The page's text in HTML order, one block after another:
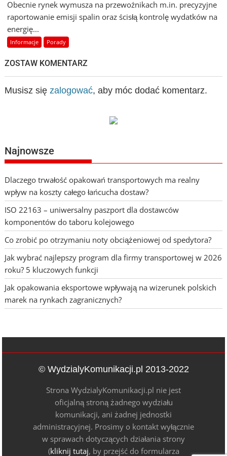
Obecnie rynek wymusza na przewoźnikach m.in. precyzyjne
raportowanie emisji spalin oraz ścisłą kontrolę wydatków na
energię...
Informacje Porady
ZOSTAW KOMENTARZ
Musisz się zalogować, aby móc dodać komentarz.
Najnowsze
Dlaczego trwałość opakowań transportowych ma realny
wpływ na koszty całego łańcucha dostaw?
ISO 22163 – uniwersalny paszport dla dostawców
komponentów do taboru kolejowego
Co zrobić po otrzymaniu noty obciążeniowej od spedytora?
Jak wybrać najlepszy program dla firmy transportowej w 2026
roku? 5 kluczowych funkcji
Jak opakowania eksportowe wpływają na wizerunek polskich
marek na rynkach zagranicznych?
© WydzialyKomunikacji.pl 2013-2022
Strona WydzialyKomunikacji.pl nie jest
oficjalną stroną żadnego wydziału
komunikacji, ani żadnej jednostki
administracyjnej. Prosimy o kontakt wyłącznie
w sprawach dotyczących działania strony
(kliknij tutaj, by przejść do formularza